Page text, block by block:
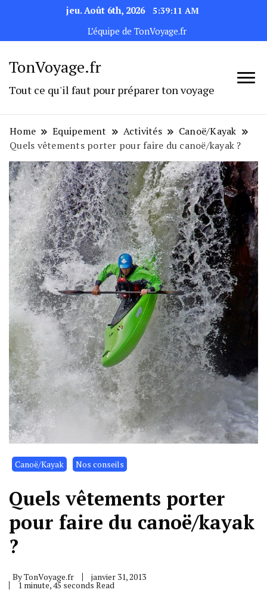
jeu. Août 6th, 2026
5:39:12 AM
L’équipe de TonVoyage.fr
TonVoyage.fr
Tout ce qu'il faut pour préparer ton voyage
Home Equipement Activités
Canoë/Kayak
Quels vêtements porter pour faire du canoë/kayak ?
Canoë/Kayak Nos conseils
Quels vêtements porter
pour faire du canoë/kayak
?
ByTonVoyage.fr janvier 31, 2013
1 minute, 45 seconds Read